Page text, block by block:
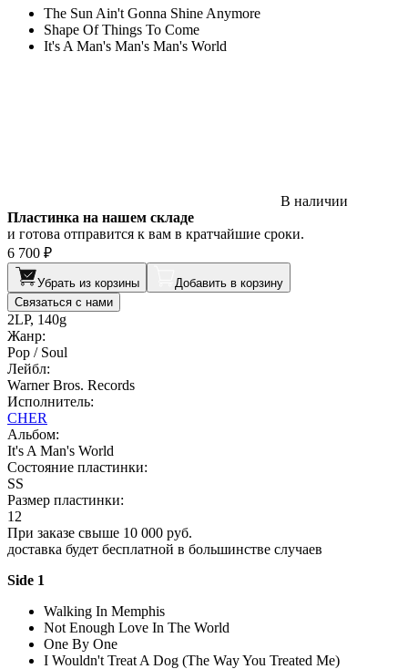
The Sun Ain't Gonna Shine Anymore
Shape Of Things To Come
It's A Man's Man's Man's World
В наличии
Пластинка на нашем складе
и готова отправится к вам в кратчайшие сроки.
6 700 ₽
Убрать из корзины
Добавить в корзину
Связаться с нами
2LP, 140g
Жанр:
Pop / Soul
Лейбл:
Warner Bros. Records
Исполнитель:
CHER
Альбом:
It's A Man's World
Состояние пластинки:
SS
Размер пластинки:
12
При заказе свыше 10 000 руб.
доставка будет бесплатной в большинстве случаев
Side 1
Walking In Memphis
Not Enough Love In The World
One By One
I Wouldn't Treat A Dog (The Way You Treated Me)